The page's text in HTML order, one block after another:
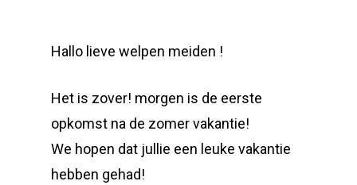
Hallo lieve welpen meiden !
Het is zover! morgen is de eerste
opkomst na de zomer vakantie!
We hopen dat jullie een leuke vakantie
hebben gehad!